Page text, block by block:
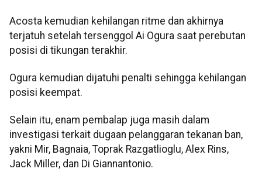
Acosta kemudian kehilangan ritme dan akhirnya
terjatuh setelah tersenggol Ai Ogura saat perebutan
posisi di tikungan terakhir.
Ogura kemudian dijatuhi penalti sehingga kehilangan
posisi keempat.
Selain itu, enam pembalap juga masih dalam
investigasi terkait dugaan pelanggaran tekanan ban,
yakni Mir, Bagnaia, Toprak Razgatlioglu, Alex Rins,
Jack Miller, dan Di Giannantonio.